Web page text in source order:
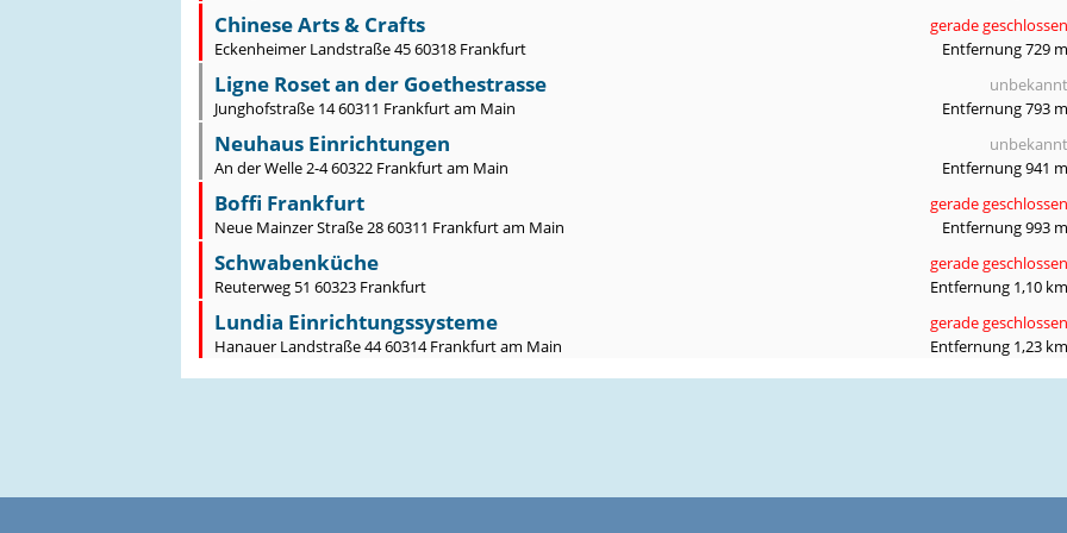
Chinese Arts & Crafts
gerade geschlossen
Eckenheimer Landstraße 45 60318 Frankfurt
Entfernung 729 m
Ligne Roset an der Goethestrasse
unbekannt
Junghofstraße 14 60311 Frankfurt am Main
Entfernung 793 m
Neuhaus Einrichtungen
unbekannt
An der Welle 2-4 60322 Frankfurt am Main
Entfernung 941 m
Boffi Frankfurt
gerade geschlossen
Neue Mainzer Straße 28 60311 Frankfurt am Main
Entfernung 993 m
Schwabenküche
gerade geschlossen
Reuterweg 51 60323 Frankfurt
Entfernung 1,10 km
Lundia Einrichtungssysteme
gerade geschlossen
Hanauer Landstraße 44 60314 Frankfurt am Main
Entfernung 1,23 km